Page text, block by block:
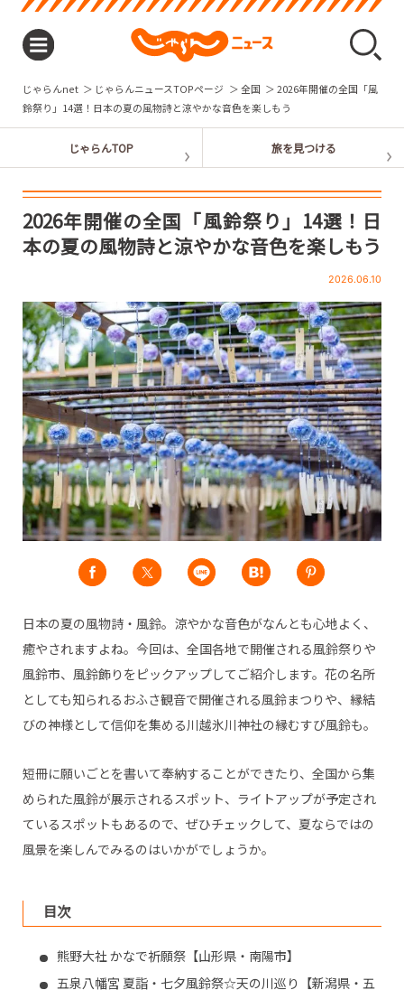
じゃらんnet じゃらんニュースTOPページ 全国
2026年開催の全国「風
鈴祭り」14選！日本の夏の風物詩と涼やかな音色を楽しもう
2026.06.10
2026年開催の全国「風鈴祭り」14選！日
本の夏の風物詩と涼やかな音色を楽しもう
日本の夏の風物詩・風鈴。涼やかな音色がなんとも心地よく、
癒やされますよね。今回は、全国各地で開催される風鈴祭りや
風鈴市、風鈴飾りをピックアップしてご紹介します。花の名所
としても知られるおふさ観音で開催される風鈴まつりや、縁結
びの神様として信仰を集める川越氷川神社の縁むすび風鈴も。
短冊に願いごとを書いて奉納することができたり、全国から集
められた風鈴が展示されるスポット、ライトアップが予定され
ているスポットもあるので、ぜひチェックして、夏ならではの
風景を楽しんでみるのはいかがでしょうか。
目次
熊野大社 かなで祈願祭【山形県・南陽市】
五泉八幡宮 夏詣・七夕風鈴祭☆天の川巡り【新潟県・五